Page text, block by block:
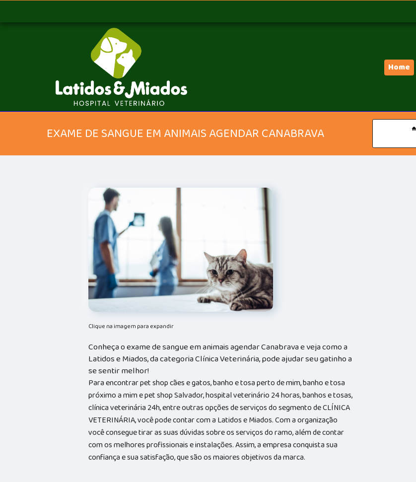
Home
EXAME DE SANGUE EM ANIMAIS AGENDAR CANABRAVA
Clique na imagem para expandir
Conheça o exame de sangue em animais agendar Canabrava e veja como a
Latidos e Miados, da categoria Clínica Veterinária, pode ajudar seu gatinho a
se sentir melhor!
Para encontrar pet shop cães e gatos, banho e tosa perto de mim, banho e tosa
próximo a mim e pet shop Salvador, hospital veterinário 24 horas, banhos e tosas,
clínica veterinária 24h, entre outras opções de serviços do segmento de CLÍNICA
VETERINÁRIA, você pode contar com a Latidos e Miados. Com a organização
você consegue tirar as suas dúvidas sobre os serviços do ramo, além de contar
com os melhores profissionais e instalações. Assim, a empresa conquista sua
confiança e sua satisfação, que são os maiores objetivos da marca.